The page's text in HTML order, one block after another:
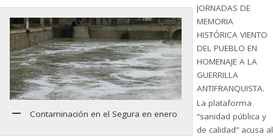
Contaminación en el Segura en enero
JORNADAS DE
MEMORIA
HISTÓRICA VIENTO
DEL PUEBLO EN
HOMENAJE A LA
GUERRILLA
ANTIFRANQUISTA.
La plataforma
“sanidad pública y
de calidad” acusa al